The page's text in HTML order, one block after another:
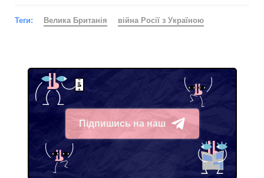
Теги: Велика Британія війна Росії з Україною
Підпишись на наш
Telegram